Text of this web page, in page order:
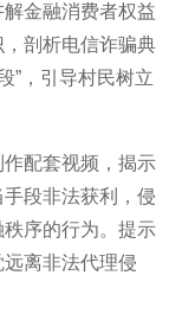
解金融消费者权益
剖析电信诈骗典
”，引导村民树立
配套视频，揭示
手段非法获利，侵
秩序的行为。提示
远离非法代理侵